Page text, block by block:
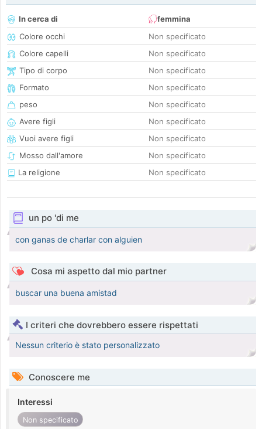
In cerca di
femmina
Colore occhi
Non specificato
Colore capelli
Non specificato
Tipo di corpo
Non specificato
Formato
Non specificato
peso
Non specificato
Avere figli
Non specificato
Vuoi avere figli
Non specificato
Mosso dall'amore
Non specificato
La religione
Non specificato
un po 'di me
con ganas de charlar con alguien
Cosa mi aspetto dal mio partner
buscar una buena amistad
I criteri che dovrebbero essere rispettati
Nessun criterio è stato personalizzato
Conoscere me
Interessi
Non specificato